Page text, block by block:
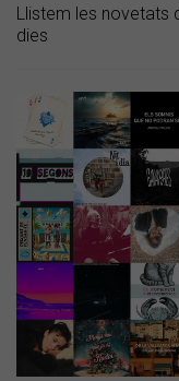
Llistem les novetats
dies